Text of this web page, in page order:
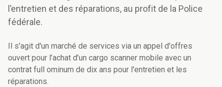
l’entretien et des réparations, au profit de la Police
fédérale.
Il s'agit d'un marché de services via un appel d'offres
ouvert pour l’achat d’un cargo scanner mobile avec un
contrat full ominum de dix ans pour l'entretien et les
réparations.